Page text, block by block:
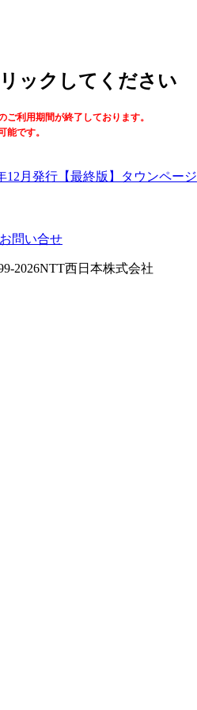
ックしてください
ご利用期間が終了しております。
です。
【最終版】タウンページ
お問い合せ
2026NTT西日本株式会社